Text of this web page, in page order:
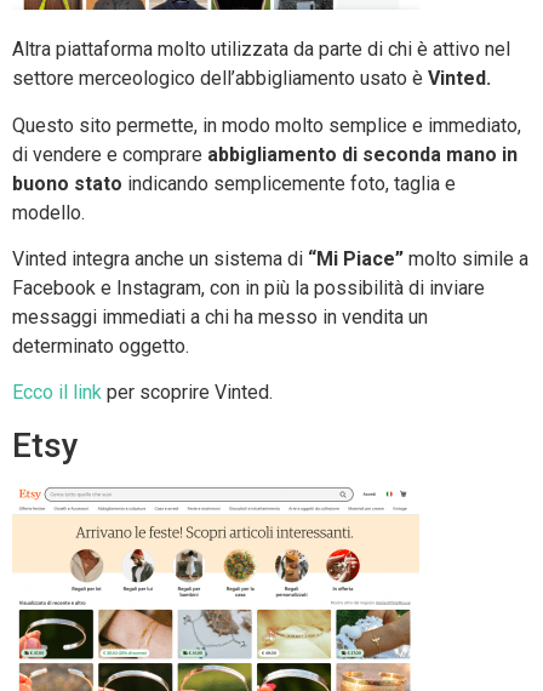
Altra piattaforma molto utilizzata da parte di chi è attivo nel
settore merceologico dell’abbigliamento usato è Vinted.
Questo sito permette, in modo molto semplice e immediato,
di vendere e comprare abbigliamento di seconda mano in
buono stato indicando semplicemente foto, taglia e
modello.
Vinted integra anche un sistema di “Mi Piace” molto simile a
Facebook e Instagram, con in più la possibilità di inviare
messaggi immediati a chi ha messo in vendita un
determinato oggetto.
Ecco il link per scoprire Vinted.
Etsy